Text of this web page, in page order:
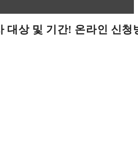
close
대상 및 기간! 온라인 신청